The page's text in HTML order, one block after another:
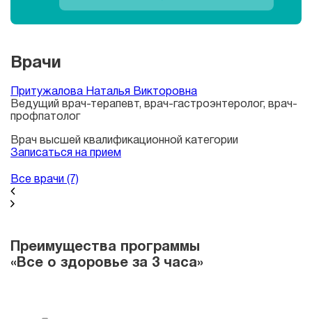
Врачи
Притужалова Наталья Викторовна
Ведущий врач-терапевт, врач-гастроэнтеролог, врач-
профпатолог
Врач высшей квалификационной категории
Записаться на прием
Все врачи (7)
Преимущества программы
«Все о здоровье за 3 часа»